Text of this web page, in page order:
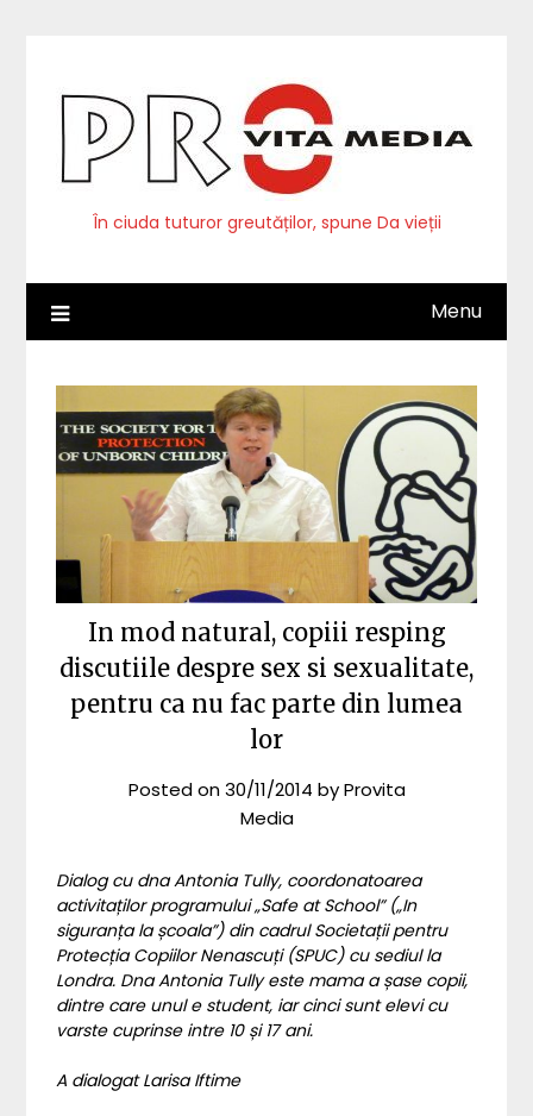
În ciuda tuturor greutăților, spune Da vieții
Menu
In mod natural, copiii resping
discutiile despre sex si sexualitate,
pentru ca nu fac parte din lumea
lor
Posted on30/11/2014 byProvita
Media
Dialog cu dna Antonia Tully, coordonatoarea
activitaților programului „Safe at School” („In
siguranța la școala”) din cadrul Societații pentru
Protecția Copiilor Nenascuți (SPUC) cu sediul la
Londra. Dna Antonia Tully este mama a șase copii,
dintre care unul e student, iar cinci sunt elevi cu
varste cuprinse intre 10 și 17 ani.
A dialogat Larisa Iftime